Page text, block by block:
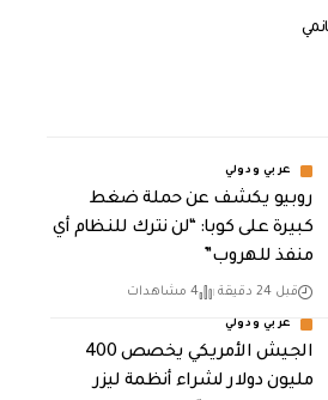
عربي ودولي
روبيو يكشف عن حملة ضغط
كبيرة على كوبا: “لن نترك للنظام أي
منفذ للهروب”
قبل 24 دقيقة 4 مشاهدات
عربي ودولي
الجيش الأمريكي يخصص 400
مليون دولار لشراء أنظمة ليزر